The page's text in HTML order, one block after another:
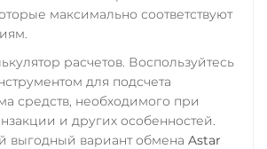
BEP
максимально соответствуют
расчетов. Воспользуйтесь
для подсчета
средств, необходимого при
и других особенностей.
выгодный вариант обмена Astar